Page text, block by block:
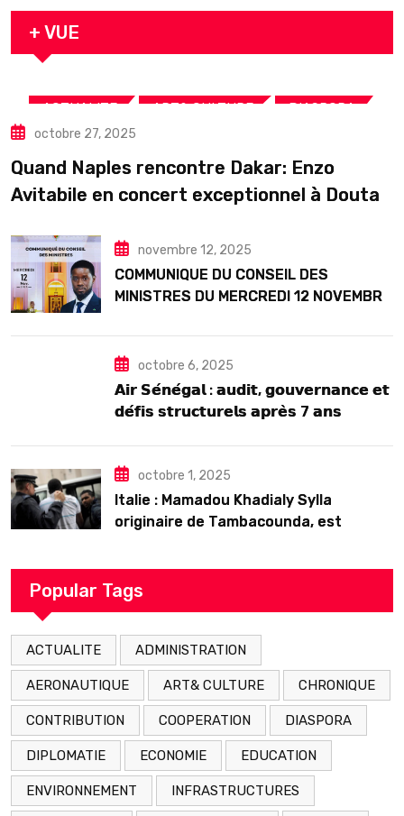
arrestation
+ VUE
ACTUALITE ART& CULTURE DIASPORA
TOURISME
octobre 27, 2025
Quand Naples rencontre Dakar: Enzo
Avitabile en concert exceptionnel à Douta
novembre 12, 2025
COMMUNIQUE DU CONSEIL DES
MINISTRES DU MERCREDI 12 NOVEMBRE
octobre 6, 2025
𝗔𝗶𝗿 𝗦𝗲́𝗻𝗲́𝗴𝗮𝗹 : 𝗮𝘂𝗱𝗶𝘁, 𝗴𝗼𝘂𝘃𝗲𝗿𝗻𝗮𝗻𝗰𝗲 𝗲𝘁
𝗱𝗲́𝗳𝗶𝘀 𝘀𝘁𝗿𝘂𝗰𝘁𝘂𝗿𝗲𝗹𝘀 𝗮𝗽𝗿𝗲̀𝘀 7 𝗮𝗻𝘀
octobre 1, 2025
Italie : Mamadou Khadialy Sylla
originaire de Tambacounda, est
Popular Tags
ACTUALITE ADMINISTRATION
AERONAUTIQUE ART& CULTURE CHRONIQUE
CONTRIBUTION COOPERATION DIASPORA
DIPLOMATIE ECONOMIE EDUCATION
ENVIRONNEMENT INFRASTRUCTURES